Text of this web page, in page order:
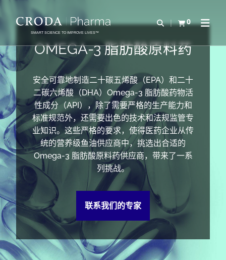
SKIP
TO
CONTENT
SKIP
TO
MENU
SMART SCIENCE TO IMPROVE LIVES™
Open Search
0
查看购物车Open
OMEGA-3 脂肪酸原料药
安全可靠地制造二十碳五烯酸（EPA）和二十
二碳六烯酸（DHA）Omega-3 脂肪酸药物活
性成分（API），除了需要严格的生产能力和
标准规范外，还需要出色的技术和法规监管专
业知识。这些严格的要求，使得医药企业从传
统的营养级鱼油供应商中，挑选出合适的
Omega-3 脂肪酸原料药供应商，带来了一系
列挑战。
联系我们的专家